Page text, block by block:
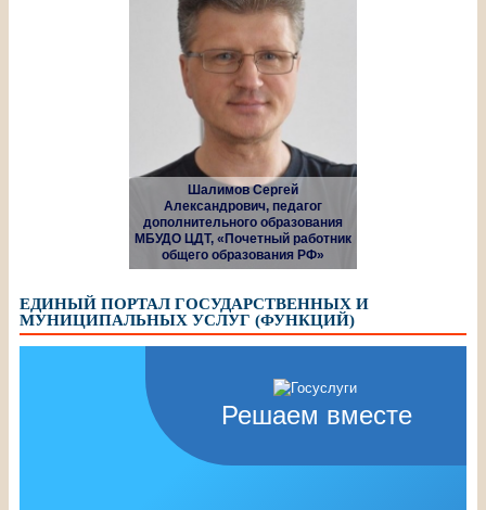
Шалимов Сергей
Александрович, педагог
дополнительного образования
МБУДО ЦДТ, «Почетный работник
общего образования РФ»
ЕДИНЫЙ ПОРТАЛ ГОСУДАРСТВЕННЫХ И
МУНИЦИПАЛЬНЫХ УСЛУГ (ФУНКЦИЙ)
Решаем вместе